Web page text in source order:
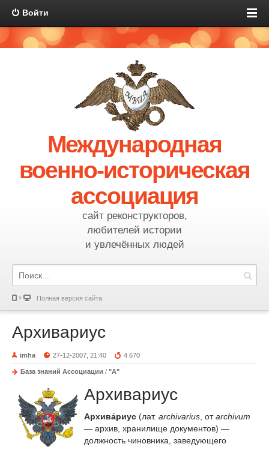
Войти
Международная
военно-историческая
ассоциация
сайт реконструкторов,
любителей истории
и увлечённых людей
Полная версия сайта
Архивариус
imha 27-12-2007, 21:40 4 670
База знаний Ассоциации / "А"
Архивариус
Архива́риус (лат. archivarius , отarchivum
— архив, хранилище документов) —
должность чиновника, заведующего